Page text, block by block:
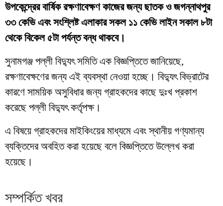
উপকেন্দ্রের বার্ষিক রক্ষণাবেক্ষণ কাজের জন্য ছাতক ও জগন্নাথপুর
৩৩ কেভি এবং সংশ্লিষ্ট এলাকার সকল ১১ কেভি লাইন সকাল ৮টা
থেকে বিকেল ৫টা পর্যন্ত বন্ধ থাকবে।
সুনামগঞ্জ পল্লী বিদ্যুৎ সমিতি এক বিজ্ঞপ্তিতে জানিয়েছে,
রক্ষণাবেক্ষণের জন্য এই ব্যবস্থা নেওয়া হচ্ছে। বিদ্যুৎ বিভ্রাটের
কারণে সাময়িক অসুবিধার জন্য গ্রাহকদের কাছে দুঃখ প্রকাশ
করেছে পল্লী বিদ্যুৎ কর্তৃপক্ষ।
এ বিষয়ে গ্রাহকদের মাইকিংয়ের মাধ্যমে এবং স্থানীয় গণ্যমান্য
ব্যক্তিদের অবহিত করা হয়েছে বলে বিজ্ঞপ্তিতে উল্লেখ করা
হয়েছে।
সম্পর্কিত খবর